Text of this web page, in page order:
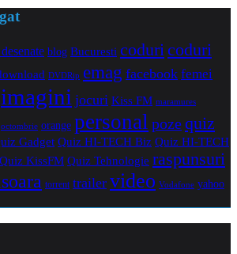
blog Bucuresti coduricoduri
DVDRip emag facebook femei
imagini jocuri Kiss FM maramures
octombrie orange personal pozequiz
Gadget Quiz HI-TECH Biz Quiz HI-TECH
Quiz KissFM Quiz Tehnologie raspunsuri
torrent trailer video Vodafone yahoo